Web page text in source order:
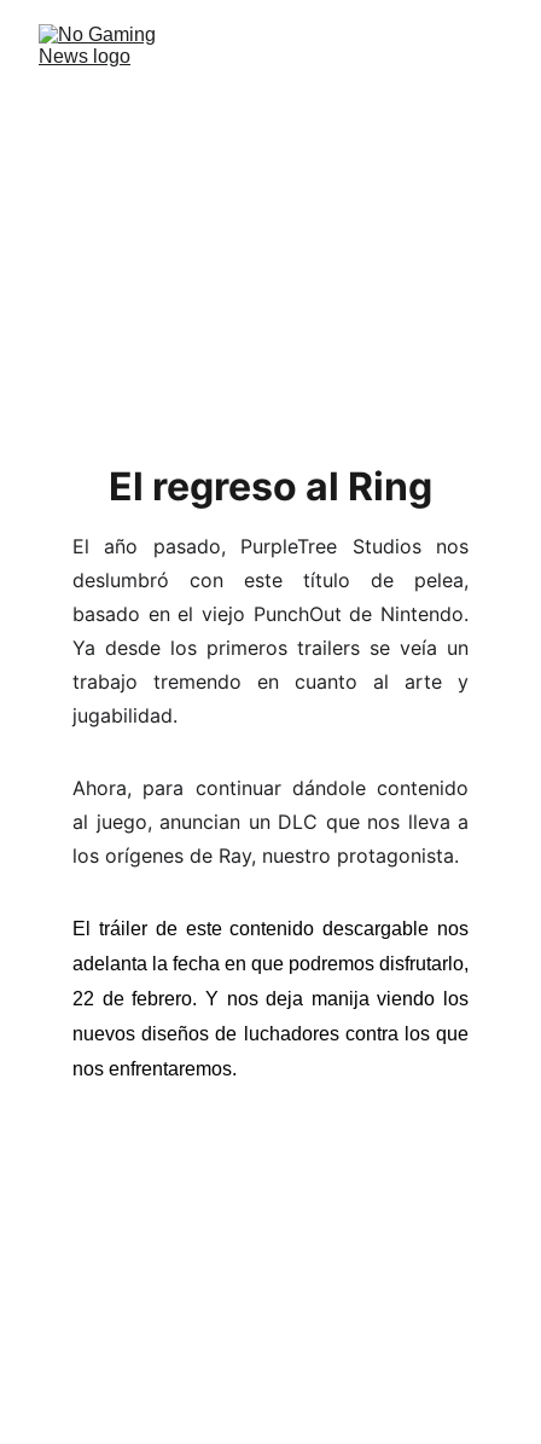
El regreso al Ring
El año pasado, PurpleTree Studios nos
deslumbró con este título de pelea,
basado en el viejo PunchOut de Nintendo.
Ya desde los primeros trailers se veía un
trabajo tremendo en cuanto al arte y
jugabilidad.
Ahora, para continuar dándole contenido
al juego, anuncian un DLC que nos lleva a
los orígenes de Ray, nuestro protagonista.
El tráiler de este contenido descargable nos
adelanta la fecha en que podremos disfrutarlo,
22 de febrero. Y nos deja manija viendo los
nuevos diseños de luchadores contra los que
nos enfrentaremos.